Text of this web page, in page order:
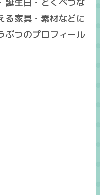
誕生日・とくべつな
る家具・素材などに
ぶつのプロフィール